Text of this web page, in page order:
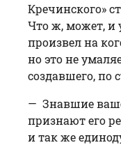
Кречинского»
Что ж, может, и
произвел на
но это не
создавшего, по
— Знавшие
признают его
и так же